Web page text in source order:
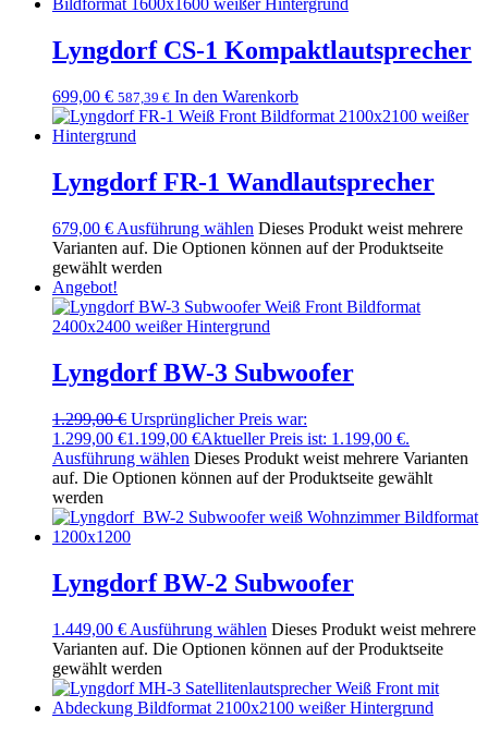
Lyngdorf CS-1 Kompaktlautsprecher
699,00 € 587,39 € In den Warenkorb
Lyngdorf FR-1 Wandlautsprecher
679,00 € Ausführung wählen Dieses Produkt weist mehrere
Varianten auf. Die Optionen können auf der Produktseite
gewählt werden
Angebot!
Lyngdorf BW-3 Subwoofer
1.299,00€ Ursprünglicher Preis war:
1.299,00 €1.199,00 €Aktueller Preis ist: 1.199,00 €.
Ausführung wählen Dieses Produkt weist mehrere Varianten
auf. Die Optionen können auf der Produktseite gewählt
werden
Lyngdorf BW-2 Subwoofer
1.449,00 € Ausführung wählen Dieses Produkt weist mehrere
Varianten auf. Die Optionen können auf der Produktseite
gewählt werden